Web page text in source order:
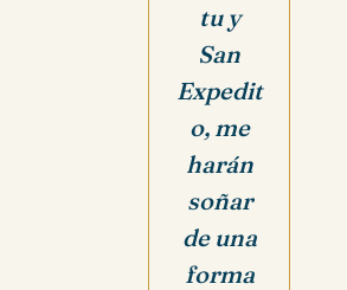
tu y
San
Expedit
o, me
harán
soñar
de una
forma